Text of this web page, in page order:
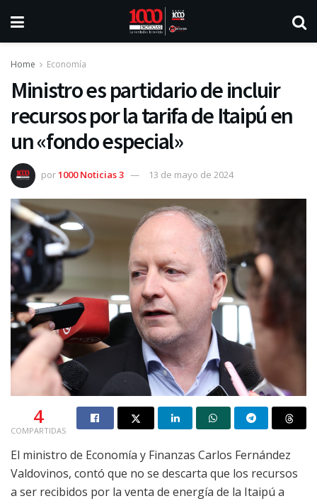
Home Economía
Ministro es partidario de incluir
recursos por la tarifa de Itaipú en
un «fondo especial»
por1000 Noticias 3 13 de mayo de 2024
4
COMPARTIDAS
El ministro de Economía y Finanzas Carlos Fernández
Valdovinos, contó que no se descarta que los recursos
a ser recibidos por la venta de energía de la Itaipú a